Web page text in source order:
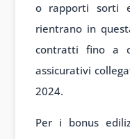
o rapporti sorti
rientrano in
contratti fino a
assicurativi
2024.
Per i bonus